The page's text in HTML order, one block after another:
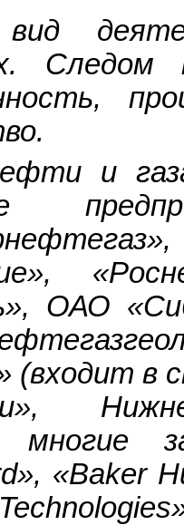
вид
Следом
и
ОАО
(входит в
«Baker